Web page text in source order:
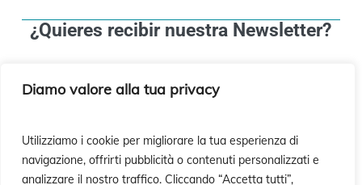
Diamo valore alla tua privacy
Utilizziamo i cookie per migliorare la tua esperienza di
navigazione, offrirti pubblicità o contenuti personalizzati e
analizzare il nostro traffico. Cliccando “Accetta tutti”,
¿Quieres recibir nuestra Newsletter?
¡Suscríbete!